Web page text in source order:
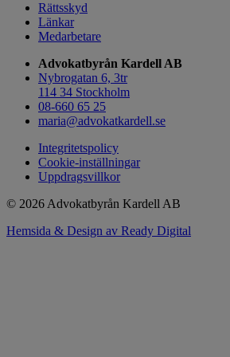
Rättsskyd
Länkar
Medarbetare
Advokatbyrån Kardell AB
Nybrogatan 6, 3tr
114 34 Stockholm
08-660 65 25
maria@advokatkardell.se
Integritetspolicy
Cookie-inställningar
Uppdragsvillkor
© 2026 Advokatbyrån Kardell AB
Hemsida & Design av Ready Digital